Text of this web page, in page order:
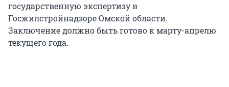
государственную экспертизу в
Госжилстройнадзоре Омской области.
Заключение должно быть готово к марту-апрелю
текущего года.